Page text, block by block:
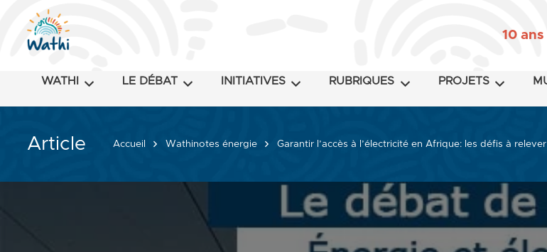
10 ans
WATHI LE DÉBAT INITIATIVES RUBRIQUES PROJETS
Article Accueil Wathinotes énergie Garantir l’accès à l’électricité en Afrique: les défis à